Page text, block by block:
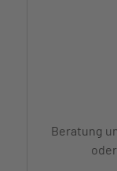
Beratung
oder